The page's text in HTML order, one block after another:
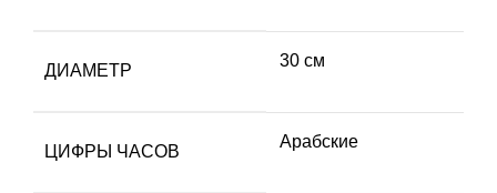
ДИАМЕТР
30 см
ЦИФРЫ ЧАСОВ
Арабские